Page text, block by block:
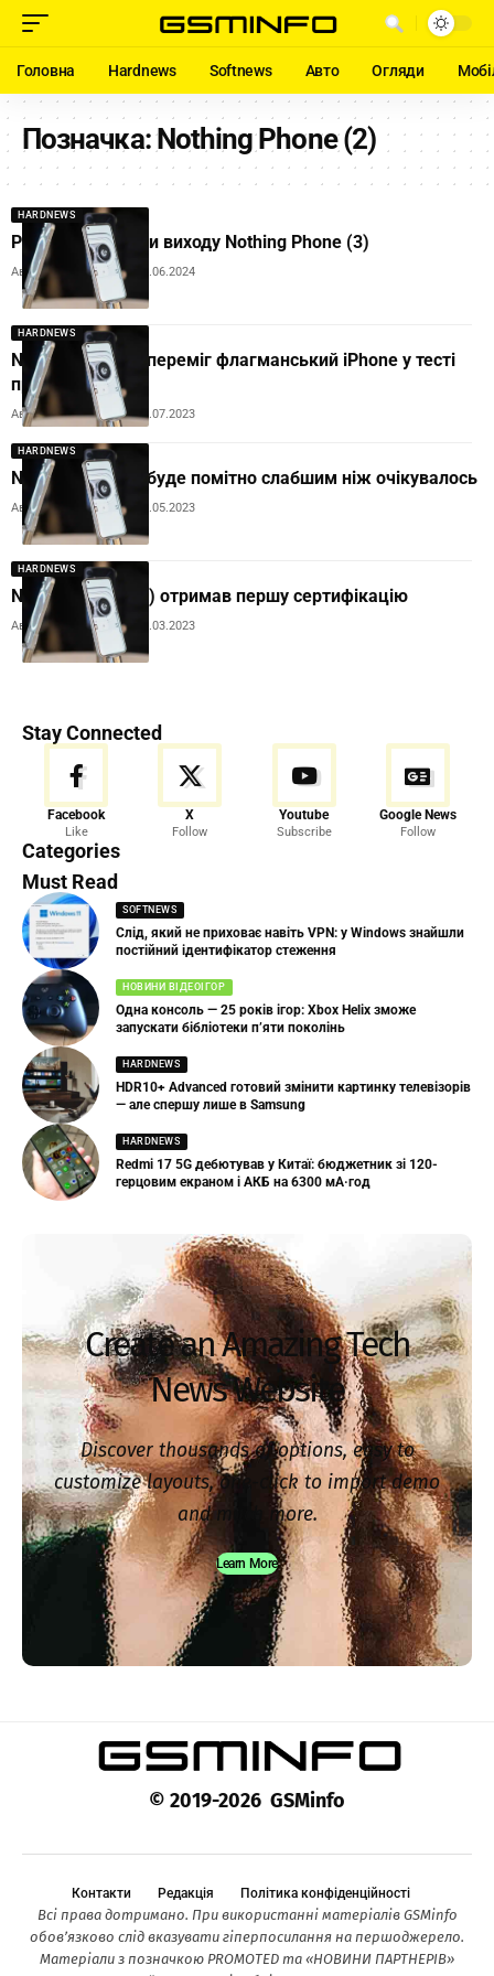
Головна Hardnews Softnews Авто Огляди
Позначка:Nothing Phone (2)
HARDNEWS
Розкрито терміни виходу Nothing Phone (3)
Автор: Andrew Orobets 06.06.2024
HARDNEWS
Nothing Phone 2 переміг флагманський iPhone у тесті
продуктивності
Автор:Andrew Orobets24.07.2023
HARDNEWS
Nothing Phone 2 буде помітно слабшим ніж очікувалось
Автор: Andrew Orobets 17.05.2023
HARDNEWS
Nothing Phone (2) отримав першу сертифікацію
Автор: Andrew Orobets 28.03.2023
Stay Connected
Facebook
Like
X
Follow
Youtube
Subscribe
Google News
Follow
Categories
Must Read
SOFTNEWS
Слід, який не приховає навіть VPN: у Windows знайшли
постійний ідентифікатор стеження
НОВИНИ ВІДЕОІГОР
Одна консоль — 25 років ігор: Xbox Helix зможе
запускати бібліотеки п’яти поколінь
HARDNEWS
HDR10+ Advanced готовий змінити картинку телевізорів
— але спершу лише в Samsung
HARDNEWS
Redmi 17 5G дебютував у Китаї: бюджетник зі 120-
герцовим екраном і АКБ на 6300 мА·год
Create an Amazing Tech
News Website
Discover thousands of options, easy to
customize layouts, one-click to import demo
and much more.
Learn More
© 2019-2026 GSMinfo
Контакти Редакція Політика конфіденційності
Всі права дотримано. При використанні матеріалів GSMinfo
обов’язково слід вказувати гіперпосилання на першоджерело.
Матеріали з позначкою PROMOTED та «НОВИНИ ПАРТНЕРІВ»